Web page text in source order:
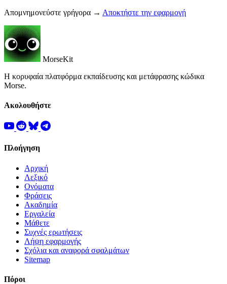
Απομνημονεύστε γρήγορα → Αποκτήστε την εφαρμογή
MorseKit
Η κορυφαία πλατφόρμα εκπαίδευσης και μετάφρασης κώδικα
Morse.
Ακολουθήστε
Πλοήγηση
Αρχική
Λεξικό
Ονόματα
Φράσεις
Ακαδημία
Εργαλεία
Μάθετε
Συχνές ερωτήσεις
Λήψη εφαρμογής
Σχόλια και αναφορά σφαλμάτων
Sitemap
Πόροι